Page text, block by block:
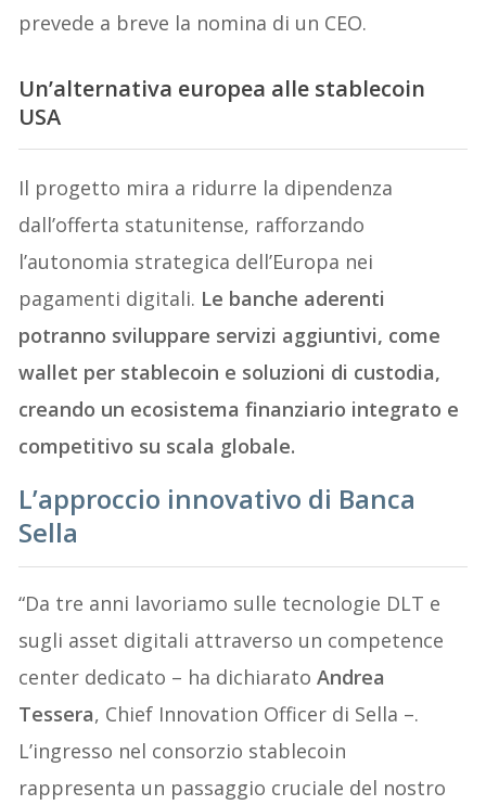
prevede a breve la nomina di un CEO.
Un’alternativa europea alle stablecoin
USA
Il progetto mira a ridurre la dipendenza
dall’offerta statunitense, rafforzando
l’autonomia strategica dell’Europa nei
pagamenti digitali. Le banche aderenti
potranno sviluppare servizi aggiuntivi, come
wallet per stablecoin e soluzioni di custodia,
creando un ecosistema finanziario integrato e
competitivo su scala globale.
L’approccio innovativo di Banca
Sella
“Da tre anni lavoriamo sulle tecnologie DLT e
sugli asset digitali attraverso un competence
center dedicato – ha dichiaratoAndrea
Tessera, Chief Innovation Officer di Sella –.
L’ingresso nel consorzio stablecoin
rappresenta un passaggio cruciale del nostro